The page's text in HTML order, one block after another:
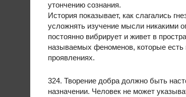
утончению сознания.
История показывает, как слагались
усложнять изучение мысли никакими
постоянно вибрирует и живет в
называемых феноменов, которые есть
проявлениях.
324. Творение добра должно быть
назначении. Человек не может